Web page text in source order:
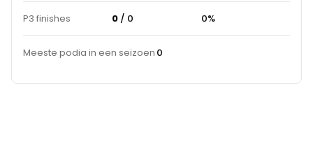
P3 finishes 0 / 0 0%
Meeste podia in een seizoen 0